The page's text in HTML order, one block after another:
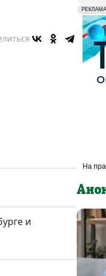
и
erid:
РЕКЛАМА
АО